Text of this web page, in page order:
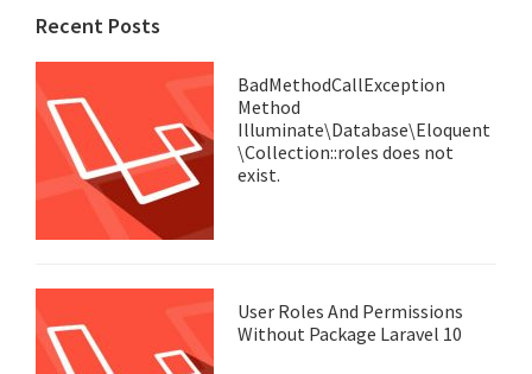
Recent Posts
BadMethodCallException
Method
Illuminate\Database\Eloquent
\Collection::roles does not
exist.
User Roles And Permissions
Without Package Laravel 10